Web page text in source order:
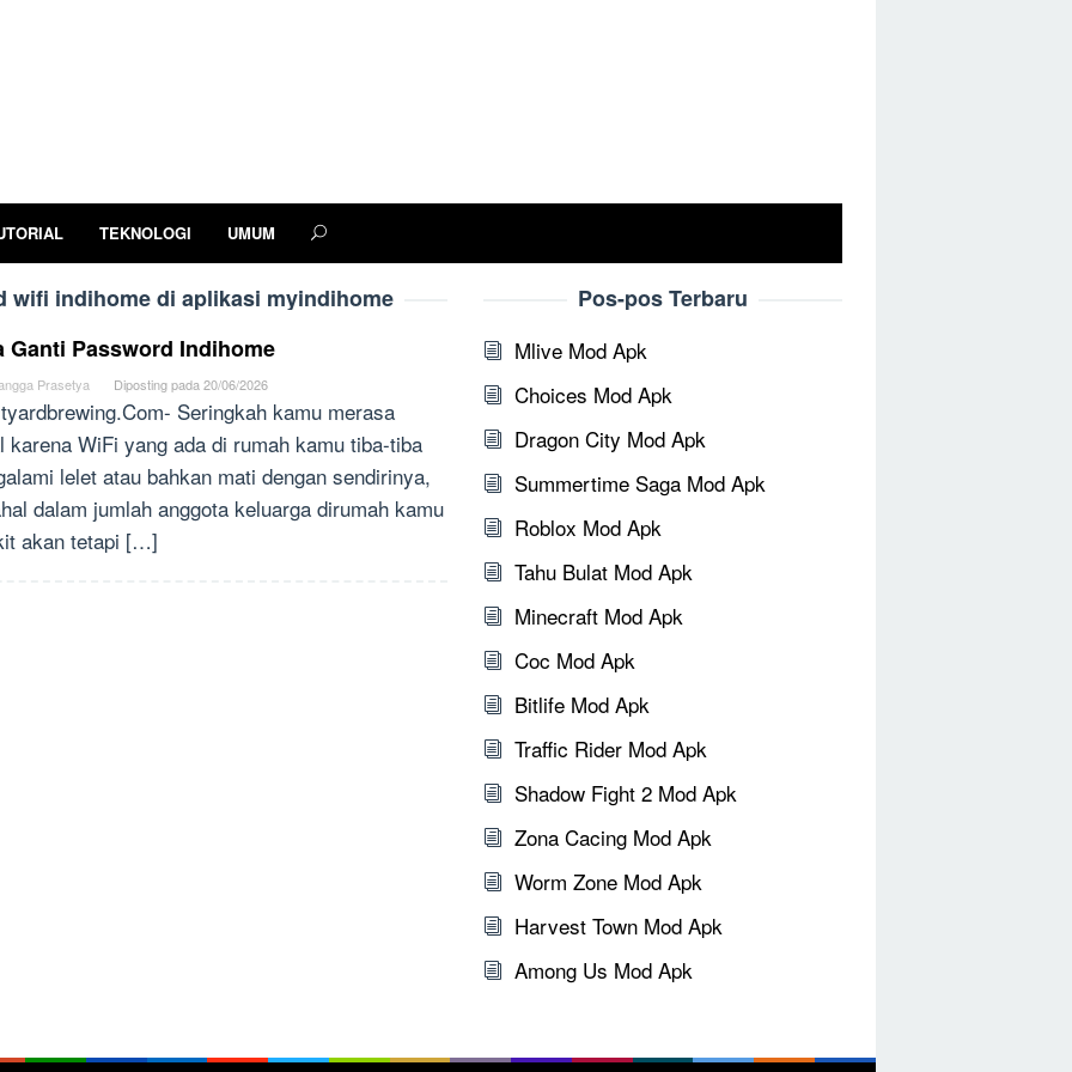
TEKNOLOGI UMUM
wifi indihome di aplikasi myindihome
Ganti Password Indihome
Prasetya Diposting pada 20/06/2026
Seringkah kamu merasa
karena WiFi yang ada di rumah kamu tiba-tiba
lelet atau bahkan mati dengan sendirinya,
dalam jumlah anggota keluarga dirumah kamu
akan tetapi […]
Pos-pos Terbaru
Mlive Mod Apk
Choices Mod Apk
Dragon City Mod Apk
Summertime Saga Mod Apk
Roblox Mod Apk
Tahu Bulat Mod Apk
Minecraft Mod Apk
Coc Mod Apk
Bitlife Mod Apk
Traffic Rider Mod Apk
Shadow Fight 2 Mod Apk
Zona Cacing Mod Apk
Worm Zone Mod Apk
Harvest Town Mod Apk
Among Us Mod Apk